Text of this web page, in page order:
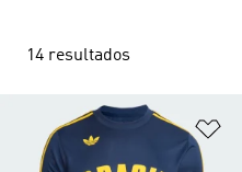
14 resultados